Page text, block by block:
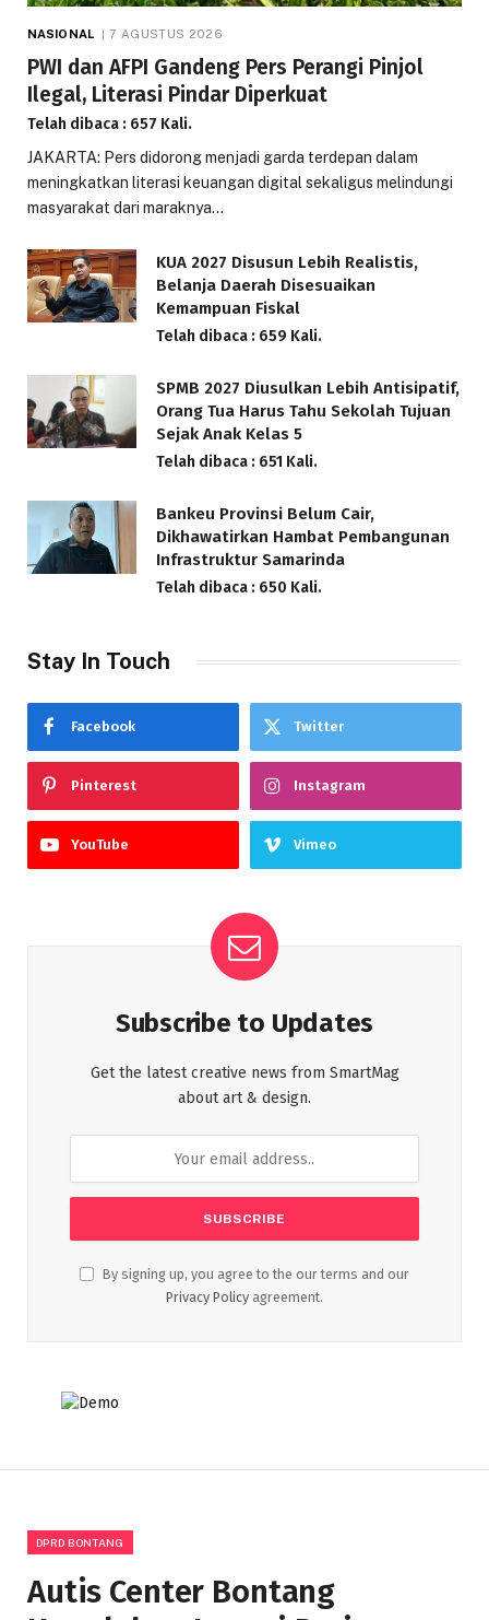
NASIONAL 7 AGUSTUS 2026
PWI dan AFPI Gandeng Pers Perangi Pinjol
Ilegal, Literasi Pindar Diperkuat
Telah dibaca : 657 Kali.
JAKARTA: Pers didorong menjadi garda terdepan dalam
meningkatkan literasi keuangan digital sekaligus melindungi
masyarakat dari maraknya…
KUA 2027 Disusun Lebih Realistis,
Belanja Daerah Disesuaikan
Kemampuan Fiskal
Telah dibaca : 659 Kali.
SPMB 2027 Diusulkan Lebih Antisipatif,
Orang Tua Harus Tahu Sekolah Tujuan
Sejak Anak Kelas 5
Telah dibaca : 651 Kali.
Bankeu Provinsi Belum Cair,
Dikhawatirkan Hambat Pembangunan
Infrastruktur Samarinda
Telah dibaca : 650 Kali.
Stay In Touch
Facebook Twitter
Pinterest Instagram
YouTube Vimeo
Subscribe to Updates
Get the latest creative news from SmartMag
about art & design.
By signing up, you agree to the our terms and our
Privacy Policy agreement.
DPRD BONTANG
Autis Center Bontang